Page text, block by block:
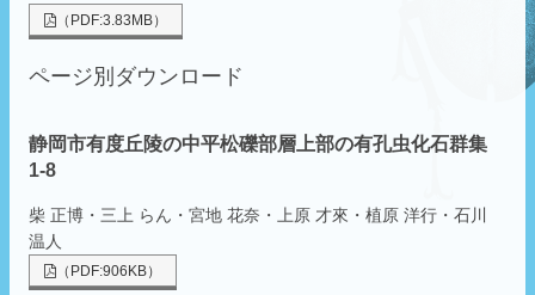
（PDF:3.83MB）
ページ別ダウンロード
静岡市有度丘陵の中平松礫部層上部の有孔虫化石群集
1-8
柴 正博・三上 らん・宮地 花奈・上原 才來・植原 洋行・石川
温人
（PDF:906KB）